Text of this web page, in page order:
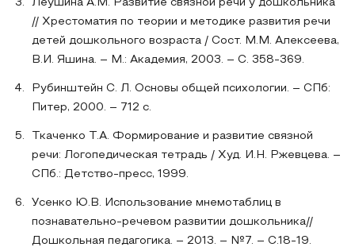
Леушина А.М. Развитие связной речи у дошкольника
// Хрестоматия по теории и методике развития речи
детей дошкольного возраста / Сост. М.М. Алексеева,
В.И. Яшина. – М.: Академия, 2003. – С. 358-369.
Рубинштейн С. Л. Основы общей психологии. – СПб:
Питер, 2000. – 712 с.
Ткаченко Т.А. Формирование и развитие связной
речи: Логопедическая тетрадь / Худ. И.Н. Ржевцева. –
СПб.: Детство-пресс, 1999.
Усенко Ю.В. Использование мнемотаблиц в
познавательно-речевом развитии дошкольника//
Дошкольная педагогика. – 2013. – №7. – С.18-19.